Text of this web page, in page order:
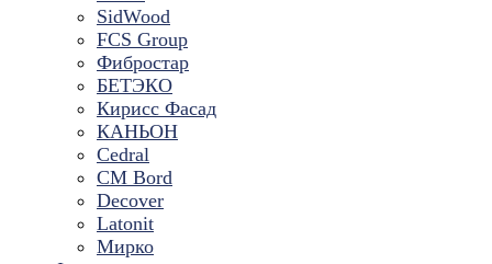
SidWood
FCS Group
Фибростар
БЕТЭКО
Кирисс Фасад
КАНЬОН
Cedral
CM Bord
Decover
Latonit
Мирко